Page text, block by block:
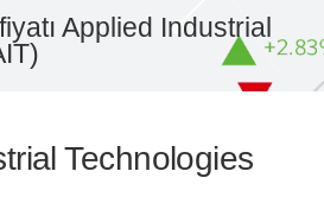
Applied Industrial
Technologies